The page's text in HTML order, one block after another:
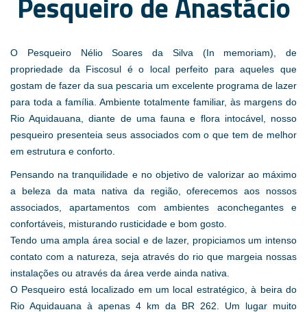
O Pesqueiro Nélio Soares da Silva (In memoriam), de
propriedade da Fiscosul é o local perfeito para aqueles que
gostam de fazer da sua pescaria um excelente programa de lazer
para toda a família. Ambiente totalmente familiar, às margens do
Rio Aquidauana, diante de uma fauna e flora intocável, nosso
pesqueiro presenteia seus associados com o que tem de melhor
em estrutura e conforto.
Pensando na tranquilidade e no objetivo de valorizar ao máximo
a beleza da mata nativa da região, oferecemos aos nossos
associados, apartamentos com ambientes aconchegantes e
confortáveis, misturando rusticidade e bom gosto.
Tendo uma ampla área social e de lazer, propiciamos um intenso
contato com a natureza, seja através do rio que margeia nossas
instalações ou através da área verde ainda nativa.
O Pesqueiro está localizado em um local estratégico, à beira do
Rio Aquidauana à apenas 4 km da BR 262. Um lugar muito